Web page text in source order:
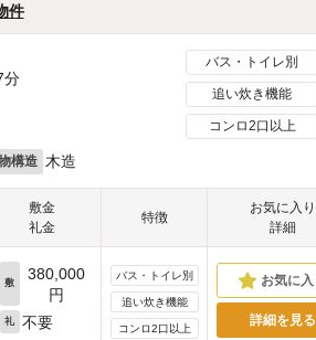
件
分
構造 木造
バス・トイレ別
追い炊き機能
コンロ2口以上
敷金
礼金
特徴
お気に入り
詳細
敷
380,000
円
礼 不要
バス・トイレ別
追い炊き機能
コンロ2口以上
詳細を見る